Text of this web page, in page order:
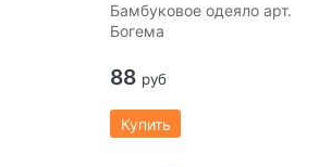
Бамбуковое одеяло арт.
Богема
88 руб
Купить